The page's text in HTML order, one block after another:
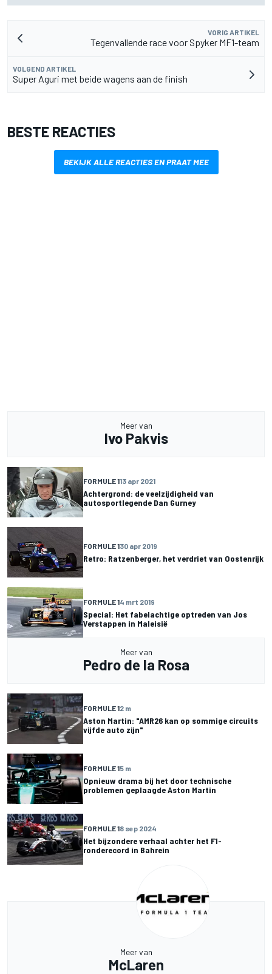
VORIG ARTIKEL
Tegenvallende race voor Spyker MF1-team
VOLGEND ARTIKEL
Super Aguri met beide wagens aan de finish
BESTE REACTIES
BEKIJK ALLE REACTIES EN PRAAT MEE
Meer van
Ivo Pakvis
FORMULE 113 apr 2021
Achtergrond: de veelzijdigheid van
autosportlegende Dan Gurney
FORMULE 130 apr 2019
Retro: Ratzenberger, het verdriet van Oostenrijk
FORMULE 14 mrt 2019
Special: Het fabelachtige optreden van Jos
Verstappen in Maleisië
Meer van
Pedro de la Rosa
FORMULE 12 m
Aston Martin: "AMR26 kan op sommige circuits
vijfde auto zijn"
FORMULE 15 m
Opnieuw drama bij het door technische
problemen geplaagde Aston Martin
FORMULE 18 sep 2024
Het bijzondere verhaal achter het F1-
ronderecord in Bahrein
Meer van
McLaren